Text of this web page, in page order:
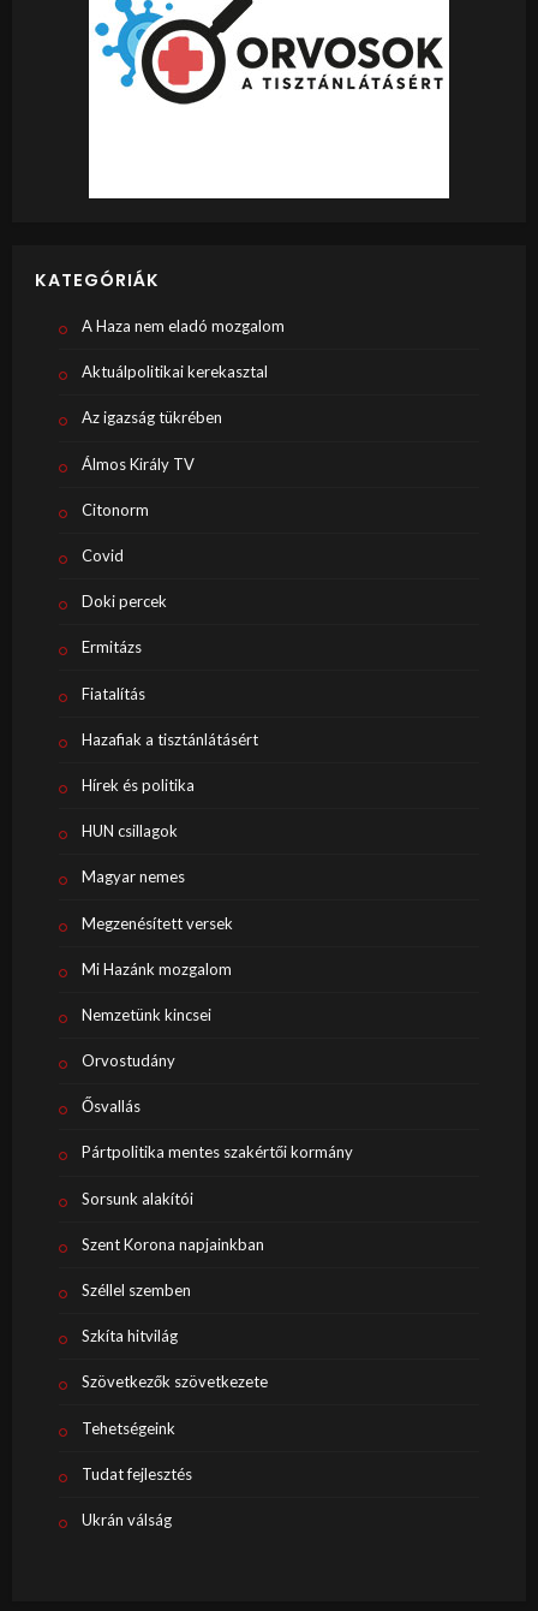
KATEGÓRIÁK
A Haza nem eladó mozgalom
Aktuálpolitikai kerekasztal
Az igazság tükrében
Álmos Király TV
Citonorm
Covid
Doki percek
Ermitázs
Fiatalítás
Hazafiak a tisztánlátásért
Hírek és politika
HUN csillagok
Magyar nemes
Megzenésített versek
Mi Hazánk mozgalom
Nemzetünk kincsei
Orvostudány
Ősvallás
Pártpolitika mentes szakértői kormány
Sorsunk alakítói
Szent Korona napjainkban
Széllel szemben
Szkíta hitvilág
Szövetkezők szövetkezete
Tehetségeink
Tudat fejlesztés
Ukrán válság